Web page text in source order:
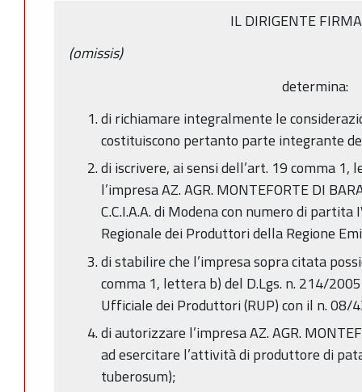
IL DIRIGENTE
(omissis)
determina:
di richiamare integralmente le
costituiscono pertanto parte integrante
di iscrivere, ai sensi dell’art. 19 comma 1,
l’impresa AZ. AGR. MONTEFORTE DI
C.C.I.A.A. di Modena con numero di
Regionale dei Produttori della Regione
di stabilire che l’impresa sopra citata
comma 1, lettera b) del D.Lgs. n. 214/
Ufficiale dei Produttori (RUP) con il n. 08/
di autorizzare l’impresa AZ. AGR.
ad esercitare l’attività di produttore di
tuberosum);